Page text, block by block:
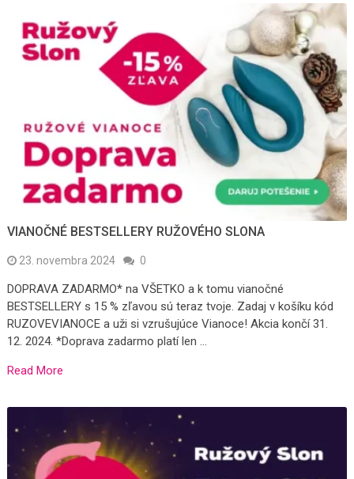
VIANOČNÉ BESTSELLERY RUŽOVÉHO SLONA
23. novembra 2024 0
DOPRAVA ZADARMO* na VŠETKO a k tomu vianočné
BESTSELLERY s 15 % zľavou sú teraz tvoje. Zadaj v košíku kód
RUZOVEVIANOCE a uži si vzrušujúce Vianoce! Akcia končí 31.
12. 2024. *Doprava zadarmo platí len …
Read More